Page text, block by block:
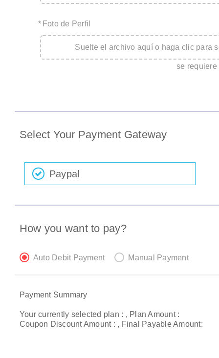
* Foto de Perfil
Suelte el archivo aquí o haga clic para
se
Select Your Payment Gateway
Paypal
How you want to pay?
Auto Debit Payment Manual Payment
Payment Summary
Your currently selected plan : , Plan Amount :
Coupon Discount Amount : , Final Payable Amount: